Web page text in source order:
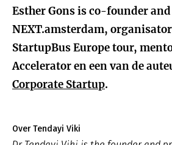
Esther Gons is co-founder
NEXT.amsterdam,
StartupBus Europe tour,
Accelerator en een van de
Corporate Startup.
Over Tendayi Viki